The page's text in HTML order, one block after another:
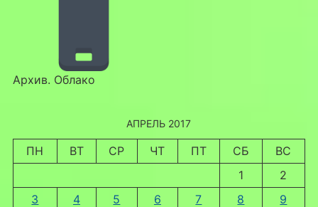
Архив. Облако
АПРЕЛЬ 2017
ПН ВТ СР ЧТ ПТ СБ
ВС
1
2
3
4 5 6 7 8
9